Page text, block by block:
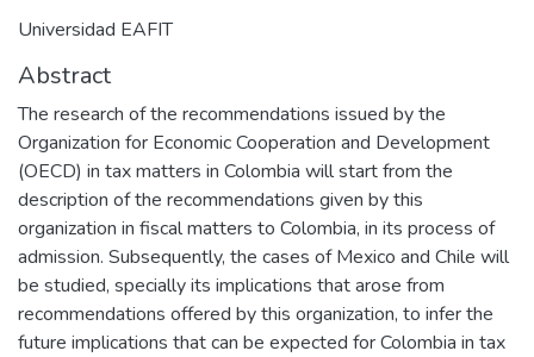
Universidad EAFIT
Abstract
The research of the recommendations issued by the
Organization for Economic Cooperation and Development
(OECD) in tax matters in Colombia will start from the
description of the recommendations given by this
organization in fiscal matters to Colombia, in its process of
admission. Subsequently, the cases of Mexico and Chile will
be studied, specially its implications that arose from
recommendations offered by this organization, to infer the
future implications that can be expected for Colombia in tax